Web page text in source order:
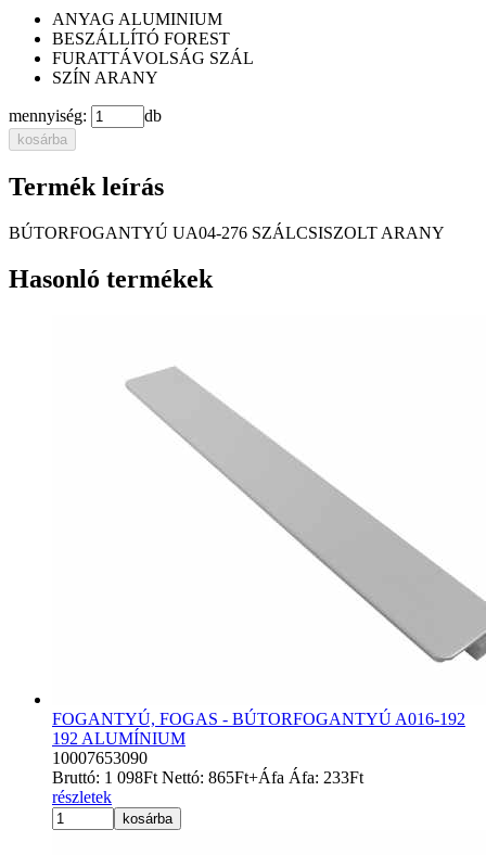
ANYAG ALUMINIUM
BESZÁLLÍTÓ FOREST
FURATTÁVOLSÁG SZÁL
SZÍN ARANY
mennyiség: db
kosárba
Termék leírás
BÚTORFOGANTYÚ UA04-276 SZÁLCSISZOLT ARANY
Hasonló termékek
FOGANTYÚ, FOGAS - BÚTORFOGANTYÚ A016-192
192 ALUMÍNIUM
10007653090
Bruttó: 1 098Ft Nettó: 865Ft+Áfa Áfa: 233Ft
részletek
kosárba